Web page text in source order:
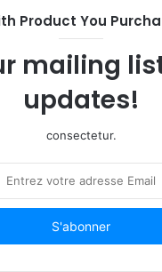
Product You
mailing
updates!
consectetur.